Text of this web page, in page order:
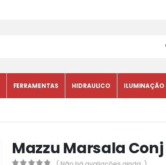
FERRAMENTAS HIDRAULICO ILUMINAÇÃO
Mazzu Marsala